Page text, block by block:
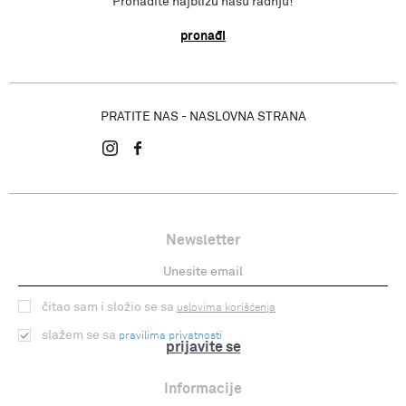
pronađi
PRATITE NAS - NASLOVNA STRANA
Newsletter
prijavite se
čitao sam i složio se sa uslovima korišćenja
slažem se sa pravilima privatnosti
Informacije